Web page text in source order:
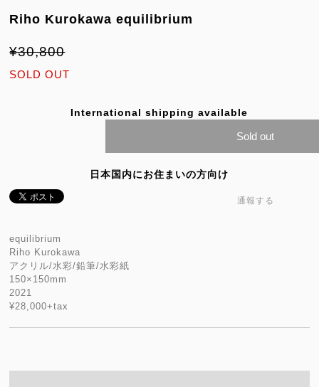
Riho Kurokawa equilibrium
¥30,800
SOLD OUT
International shipping available
Sold out
日本国内にお住まいの方向け
通報する
equilibrium
Riho Kurokawa
アクリル/水彩/鉛筆/水彩紙
150×150mm
2021
¥28,000+tax